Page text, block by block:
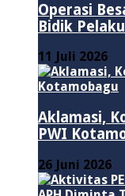
Operasi
Bidik
11 Juli 2026
Aklamasi,
PWI
26 Juni 2026